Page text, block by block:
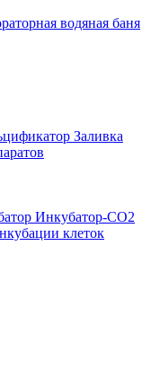
водяная баня
Заливка
Инкубатор-СО2
клеток